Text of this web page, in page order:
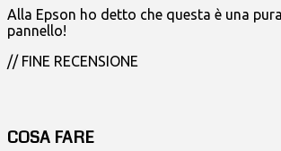
Alla Epson ho detto che questa è una
pannello!
// FINE RECENSIONE
COSA FARE